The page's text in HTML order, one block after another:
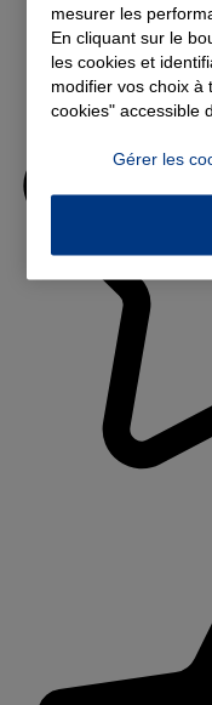
mesurer les
En cliquant sur le
les cookies et
modifier vos choix à
cookies" accessible
Gérer les